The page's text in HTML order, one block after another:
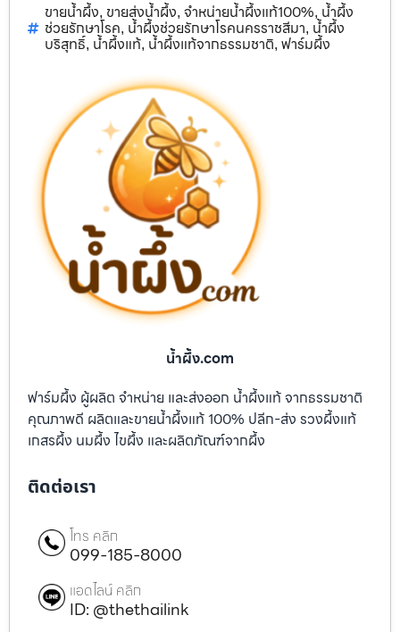
ขายน้ำผึ้ง, ขายส่งน้ำผึ้ง, จำหน่ายน้ำผึ้งแท้100%, น้ำผึ้ง
ช่วยรักษาโรค, น้ำผึ้งช่วยรักษาโรคนครราชสีมา, น้ำผึ้ง
บริสุทธิ์, น้ำผึ้งแท้, น้ำผึ้งแท้จากธรรมชาติ, ฟาร์มผึ้ง
น้ำผึ้ง.com
ฟาร์มผึ้ง ผู้ผลิต จำหน่าย และส่งออก น้ำผึ้งแท้ จากธรรมชาติ
คุณภาพดี ผลิตและขายน้ำผึ้งแท้ 100% ปลีก-ส่ง รวงผึ้งแท้
เกสรผึ้ง นมผึ้ง ไขผึ้ง และผลิตภัณฑ์จากผึ้ง
ติดต่อเรา
โทร คลิก
099-185-8000
แอดไลน์ คลิก
ID: @thethailink